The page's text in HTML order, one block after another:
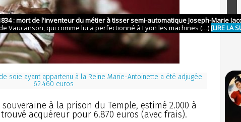
soie ayant appartenu à la Reine Marie-Antoinette a été adjugée
62.460 euros
à la prison du Temple, estimé 2.000 à
acquéreur pour 6.870 euros (avec frais).